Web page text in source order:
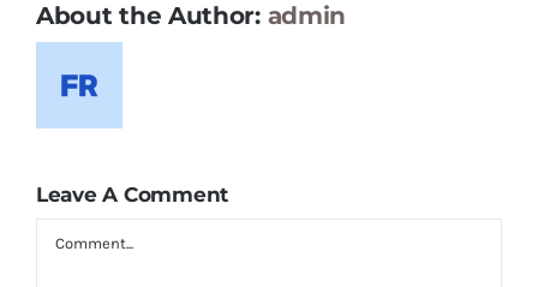
About the Author: admin
Leave A Comment
Comment